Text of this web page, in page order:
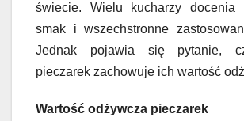
świecie. Wielu kucharzy docenia
smak i wszechstronne
Jednak pojawia się pytanie,
pieczarek zachowuje ich wartość
Wartość odżywcza pieczarek